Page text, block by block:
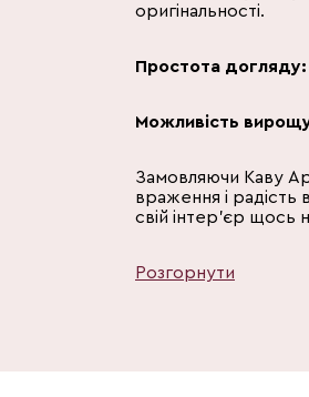
оригінальності.
Простота догляду:
Можливість
Замовляючи Каву
враження і радість
свій інтер'єр щось
Розгорнути